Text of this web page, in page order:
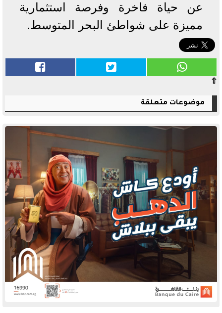
عن حياة فاخرة وفرصة استثمارية
مميزة على شواطئ البحر المتوسط.
⇧
موضوعات متعلقة